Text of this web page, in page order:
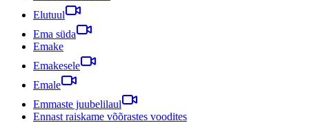
Elutuul
Ema süda
Emake
Emakesele
Emale
Emmaste juubelilaul
Ennast raiskame võõrastes voodites